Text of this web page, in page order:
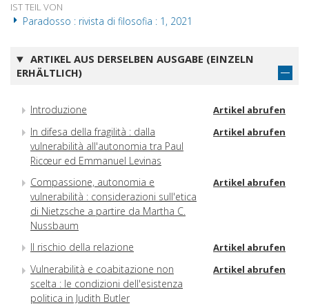
IST TEIL VON
Paradosso : rivista di filosofia : 1, 2021
ARTIKEL AUS DERSELBEN AUSGABE (EINZELN
ERHÄLTLICH)
Introduzione Artikel abrufen
In difesa della fragilità : dalla
vulnerabilità all'autonomia tra Paul
Ricœur ed Emmanuel Levinas
Artikel abrufen
Compassione, autonomia e
vulnerabilità : considerazioni sull'etica
di Nietzsche a partire da Martha C.
Nussbaum
Artikel abrufen
Il rischio della relazione Artikel abrufen
Vulnerabilità e coabitazione non
scelta : le condizioni dell'esistenza
politica in Judith Butler
Artikel abrufen